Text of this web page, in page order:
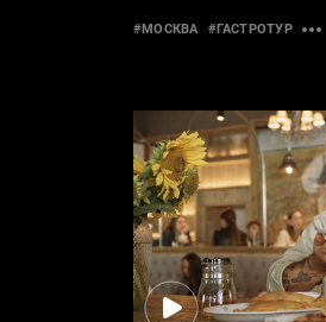
#МОСКВА #ГАСТРОТУР